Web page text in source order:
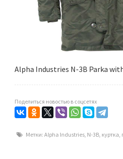
Alpha Industries N-3B Parka
Поделиться новостью в соцсетях
Метки: Alpha Industries, N-3B, куртка,